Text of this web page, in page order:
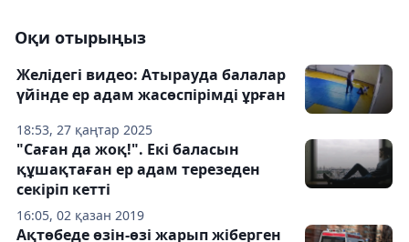
Оқи отырыңыз
18:53, 27 қаңтар 2025
Желідегі видео: Атырауда балалар
үйінде ер адам жасөспірімді ұрған
16:05, 02 қазан 2019
"Саған да жоқ!". Екі баласын
құшақтаған ер адам терезеден
секіріп кетті
Ақтөбеде өзін-өзі жарып жіберген